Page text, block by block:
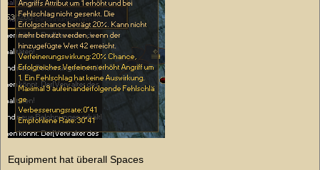
Equipment hat überall Spaces